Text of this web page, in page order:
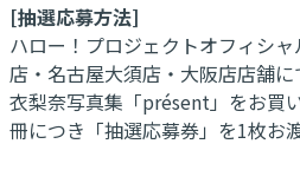
[抽選応募方法]
ハロー！プロジェクトオフィシ
店・名古屋大須店・大阪店店舗
衣梨奈写真集「présent」をお買
冊につき「抽選応募券」を1枚お